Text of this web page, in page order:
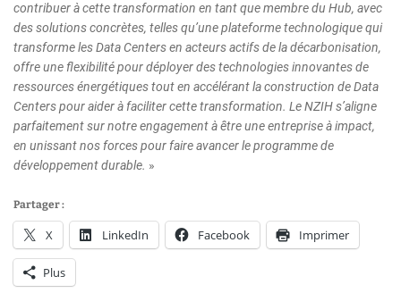
contribuer à cette transformation en tant que membre du Hub, avec
des solutions concrètes, telles qu’une plateforme technologique qui
transforme les Data Centers en acteurs actifs de la décarbonisation,
offre une flexibilité pour déployer des technologies innovantes de
ressources énergétiques tout en accélérant la construction de Data
Centers pour aider à faciliter cette transformation. Le NZIH s’aligne
parfaitement sur notre engagement à être une entreprise à impact,
en unissant nos forces pour faire avancer le programme de
développement durable. »
Partager :
X LinkedIn Facebook Imprimer
Plus